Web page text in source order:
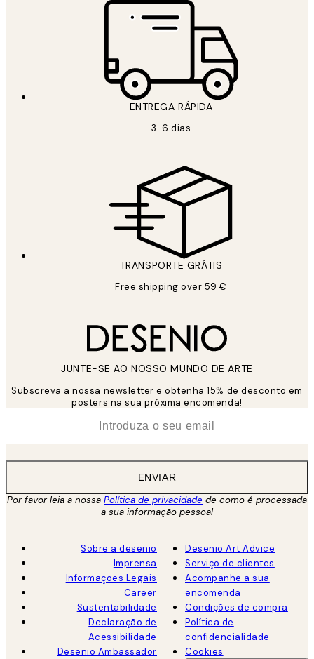
ENTREGA RÁPIDA
3-6 dias
TRANSPORTE GRÁTIS
Free shipping over 59 €
JUNTE-SE AO NOSSO MUNDO DE ARTE
Subscreva a nossa newsletter e obtenha 15% de desconto em
posters na sua próxima encomenda!
ENVIAR
Por favor leia a nossa Política de privacidade de como é processada
a sua informação pessoal
Sobre a desenio
Imprensa
Informações Legais
Career
Sustentabilidade
Declaração de
Acessibilidade
Desenio Ambassador
Desenio Art Advice
Serviço de clientes
Acompanhe a sua
encomenda
Condições de compra
Política de
confidencialidade
Cookies